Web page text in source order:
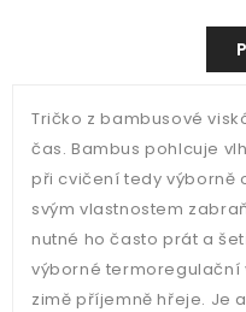
Tričko z bambusové
čas. Bambus pohlcuje
při cvičení tedy výborně
svým vlastnostem
nutné ho často prát a
výborné termoregulační
zimě příjemně hřeje. Je